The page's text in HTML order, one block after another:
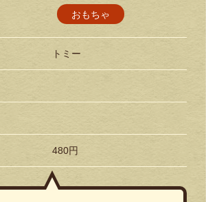
おもちゃ
トミー
480円